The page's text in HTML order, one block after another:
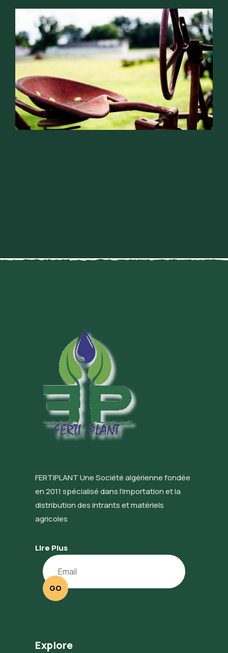
FERTIPLANT Une Société algérienne fondée
en 2011 spécialisé dans l’importation et la
distribution des intrants et matériels
agricoles
Lire Plus
GO
Explore